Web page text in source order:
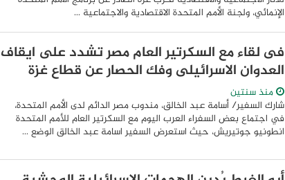
الإنمائي، ولجنة الأمم المتحدة الاقتصادية والاجتماعية ...
فى لقاء مع السكرتير العام مصر تشدد على ايقاف
العدوان الاسرائيلى وفك الحصار عن قطاع غزة
منذ سنتين
شارك السفير/ أسامة عبد الخالق، مندوب مصر الدائم لدى الأمم المتحدة،
في اجتماع بعض السفراء العرب اليوم مع السكرتير العام للأمم المتحدة
انطونيو جوتيريش، حيث استعرض السفير اسامة عبد الخالق الوضع ...